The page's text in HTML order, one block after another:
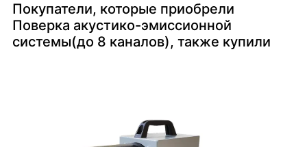
Покупатели, которые приобрели
Поверка акустико-эмиссионной
системы(до 8 каналов), также купили